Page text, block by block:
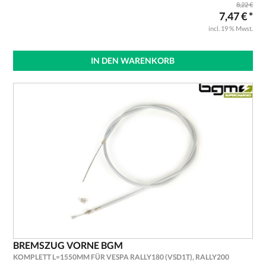
8,22 €
7,47 € *
incl. 19 % Mwst.
IN DEN WARENKORB
BREMSZUG VORNE BGM
KOMPLETT L=1550MM FÜR VESPA RALLY180 (VSD1T), RALLY200